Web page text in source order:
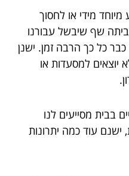
מיוחד מידי או לחסוך
שף שיבשל עבורנו
כל כך הרבה זמן. ישנן
למסעדות או
בבית מסייעים לנו
עוד כמה יתרונות